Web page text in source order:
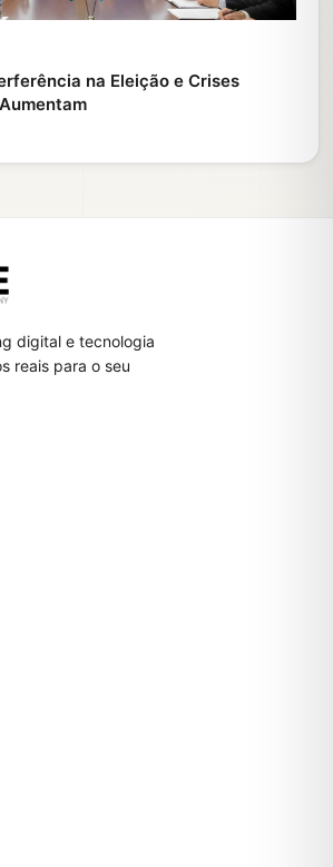
na Eleição e Crises
digital e tecnologia
reais para o seu